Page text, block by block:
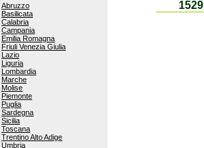
Abruzzo
Basilicata
Calabria
Campania
Emilia Romagna
Friuli Venezia Giulia
Lazio
Liguria
Lombardia
Marche
Molise
Piemonte
Puglia
Sardegna
Sicilia
Toscana
Trentino Alto Adige
Umbria
1529